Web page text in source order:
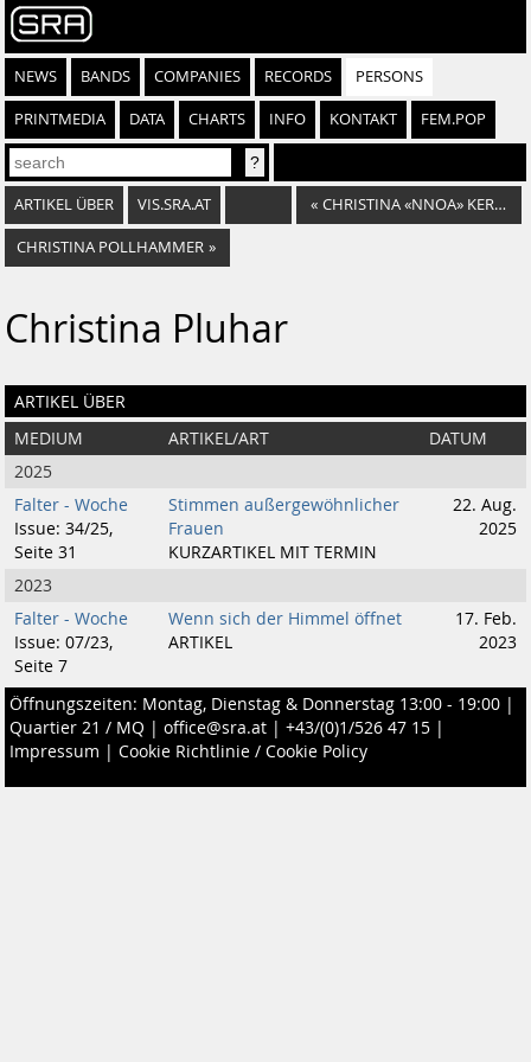
NEWS BANDS COMPANIES RECORDS PERSONS
PRINTMEDIA DATA CHARTS INFO KONTAKT FEM.POP
ARTIKEL ÜBER VIS.SRA.AT « CHRISTINA «NNOA» KERSCHNER
CHRISTINA POLLHAMMER »
Christina Pluhar
ARTIKEL ÜBER
MEDIUM ARTIKEL/ART
DATUM
2025
Falter - Woche
Issue: 34/25,
Seite 31
Stimmen außergewöhnlicher
Frauen
KURZARTIKEL MIT TERMIN
22. Aug.
2025
2023
Falter - Woche
Issue: 07/23,
Seite 7
Wenn sich der Himmel öffnet
ARTIKEL
17. Feb.
2023
Öffnungszeiten: Montag, Dienstag & Donnerstag 13:00 - 19:00 |
Quartier 21 / MQ | office@sra.at | +43/(0)1/526 47 15 |
Impressum | Cookie Richtlinie / Cookie Policy